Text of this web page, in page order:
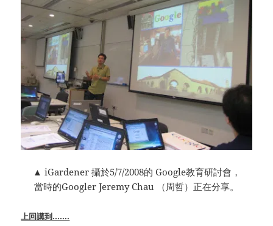
▲ iGardener 攝於5/7/2008的 Google教育研討會，
當時的Googler Jeremy Chau （周哲）正在分享。
上回講到…….